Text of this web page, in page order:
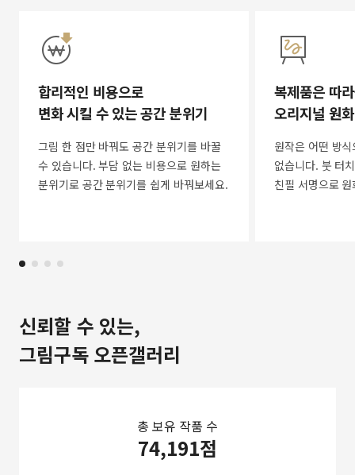
합리적인 비용으로
변화 시킬 수 있는 공간 분위기
그림 한 점만 바꿔도 공간 분위기를 바꿀
수 있습니다. 부담 없는 비용으로 원하는
분위기로 공간 분위기를 쉽게 바꿔보세요.
복제품은 따
오리지널 원
원작은 어떤 방
없습니다. 붓 터
친필 서명으로
신뢰할 수 있는,
그림구독 오픈갤러리
총 보유 작품 수
74,191점